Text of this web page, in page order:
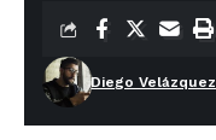
Diego Velázquez